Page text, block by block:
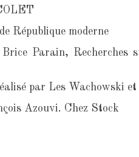
République moderne
Parain,
par Les Wachowski
Azouvi. Chez Stock